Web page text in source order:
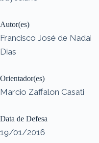
Autor(es)
Francisco José de Nadai
Dias
Orientador(es)
Marcio Zaffalon Casati
Data de Defesa
19/01/2016